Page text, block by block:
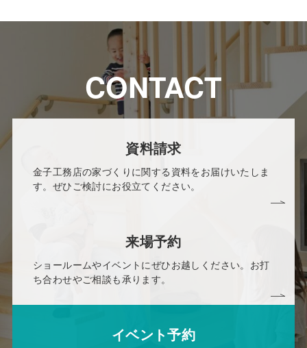
CONTACT
資料請求
金子工務店の家づくりに関する資料をお届けいたしま
す。ぜひご検討にお役立てください。
来場予約
ショールームやイベントにぜひお越しください。お打
ち合わせやご相談も承ります。
イベント予約